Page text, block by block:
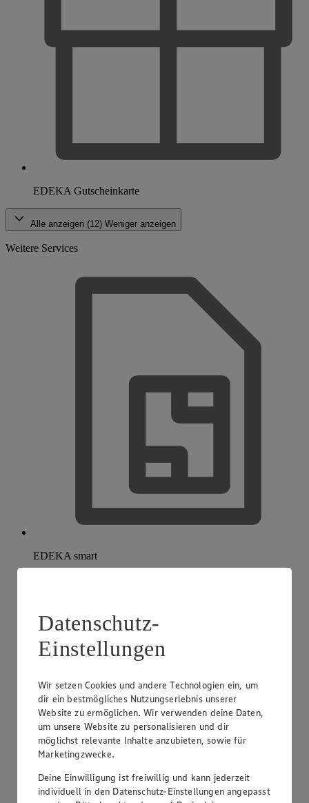
EDEKA Gutscheinkarte
Alle anzeigen (12) Weniger anzeigen
Weitere Services
EDEKA smart
Datenschutz-
Einstellungen
Wir setzen Cookies und andere Technologien ein, um
dir ein bestmögliches Nutzungserlebnis unserer
Website zu ermöglichen. Wir verwenden deine Daten,
um unsere Website zu personalisieren und dir
möglichst relevante Inhalte anzubieten, sowie für
Marketingzwecke.
Deine Einwilligung ist freiwillig und kann jederzeit
individuell in den Datenschutz-Einstellungen angepasst